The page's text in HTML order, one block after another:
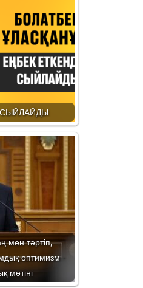
СЫЙЛАЙДЫ
мен тәртіп,
оптимизм -
мәтіні